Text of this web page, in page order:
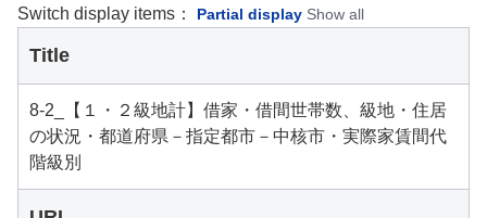
Switch display items： Partial display Show all
Title
8-2_【１・２級地計】借家・借間世帯数、級地・住居
の状況・都道府県－指定都市－中核市・実際家賃間代
階級別